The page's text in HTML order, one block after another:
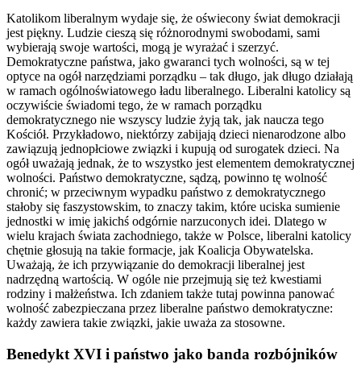
Katolikom liberalnym wydaje się, że oświecony świat demokracji
jest piękny. Ludzie cieszą się różnorodnymi swobodami, sami
wybierają swoje wartości, mogą je wyrażać i szerzyć.
Demokratyczne państwa, jako gwaranci tych wolności, są w tej
optyce na ogół narzędziami porządku – tak długo, jak długo działają
w ramach ogólnoświatowego ładu liberalnego. Liberalni katolicy są
oczywiście świadomi tego, że w ramach porządku
demokratycznego nie wszyscy ludzie żyją tak, jak naucza tego
Kościół. Przykładowo, niektórzy zabijają dzieci nienarodzone albo
zawiązują jednopłciowe związki i kupują od surogatek dzieci. Na
ogół uważają jednak, że to wszystko jest elementem demokratycznej
wolności. Państwo demokratyczne, sądzą, powinno tę wolność
chronić; w przeciwnym wypadku państwo z demokratycznego
stałoby się faszystowskim, to znaczy takim, które uciska sumienie
jednostki w imię jakichś odgórnie narzuconych idei. Dlatego w
wielu krajach świata zachodniego, także w Polsce, liberalni katolicy
chętnie głosują na takie formacje, jak Koalicja Obywatelska.
Uważają, że ich przywiązanie do demokracji liberalnej jest
nadrzędną wartością. W ogóle nie przejmują się też kwestiami
rodziny i małżeństwa. Ich zdaniem także tutaj powinna panować
wolność zabezpieczana przez liberalne państwo demokratyczne:
każdy zawiera takie związki, jakie uważa za stosowne.
Benedykt XVI i państwo jako banda rozbójników